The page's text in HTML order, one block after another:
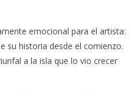
emocional para el artista:
su historia desde el comienzo.
a la isla que lo vio crecer